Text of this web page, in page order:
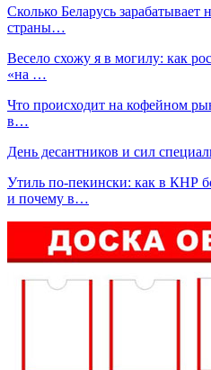
Сколько Беларусь зарабатывает
страны…
Весело схожу я в могилу: как
«на …
Что происходит на кофейном
в…
День десантников и сил
Утиль по-пекински: как в КНР
и почему в…